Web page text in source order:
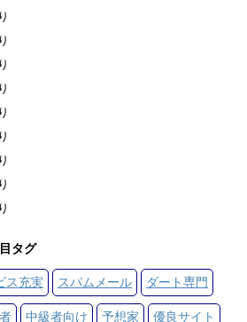
タグ
ス充実 スパムメール ダート専門
中級者向け 予想家 優良サイト